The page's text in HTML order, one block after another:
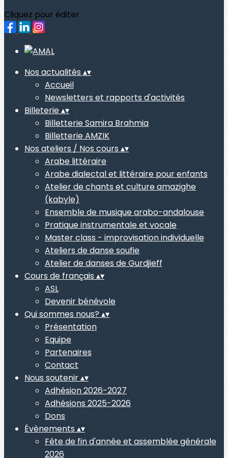
Cliquez pour éditer
Nos actualités ▴▾
Accueil
Newsletters et rapports d'activités
Billeterie▴▾
Billetterie Samira Brahmia
Billetterie AMZIK
Nos ateliers / Nos cours ▴▾
Arabe littéraire
Arabe dialectal et littéraire pour enfants
Atelier de chants et culture amazighe
(kabyle)
Ensemble de musique arabo-andalouse
Pratique instrumentale et vocale
Master class - improvisation individuelle
Ateliers de danse soufie
Atelier de danses de Gurdjieff
Cours de français ▴▾
ASL
Devenir bénévole
Qui sommes nous? ▴▾
Présentation
Equipe
Partenaires
Contact
Nous soutenir▴▾
Adhésion 2026-2027
Adhésions 2025-2026
Dons
Évènements ▴▾
Fête de fin d'année et assemblée générale
2026